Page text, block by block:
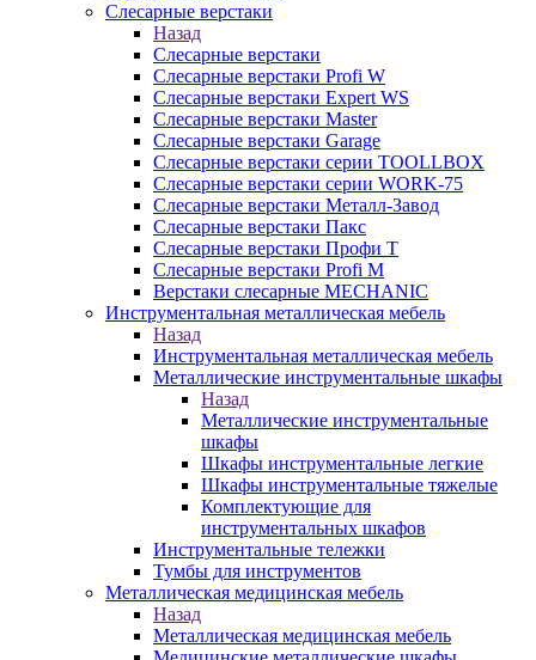
Слесарные верстаки
Назад
Слесарные верстаки
Слесарные верстаки Profi W
Слесарные верстаки Expert WS
Слесарные верстаки Master
Слесарные верстаки Garage
Слесарные верстаки серии TOOLLBOX
Слесарные верстаки серии WORK-75
Слесарные верстаки Металл-Завод
Слесарные верстаки Пакс
Слесарные верстаки Профи Т
Слесарные верстаки Profi M
Верстаки слесарные MECHANIC
Инструментальная металлическая мебель
Назад
Инструментальная металлическая мебель
Металлические инструментальные шкафы
Назад
Металлические инструментальные
шкафы
Шкафы инструментальные легкие
Шкафы инструментальные тяжелые
Комплектующие для
инструментальных шкафов
Инструментальные тележки
Тумбы для инструментов
Металлическая медицинская мебель
Назад
Металлическая медицинская мебель